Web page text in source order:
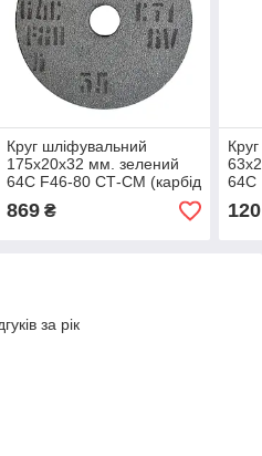
Круг шліфувальний
175х20х32 мм. зелений
64С F46-80 СТ-СМ (карбід
кремнію)
869₴
64С
120
за рік